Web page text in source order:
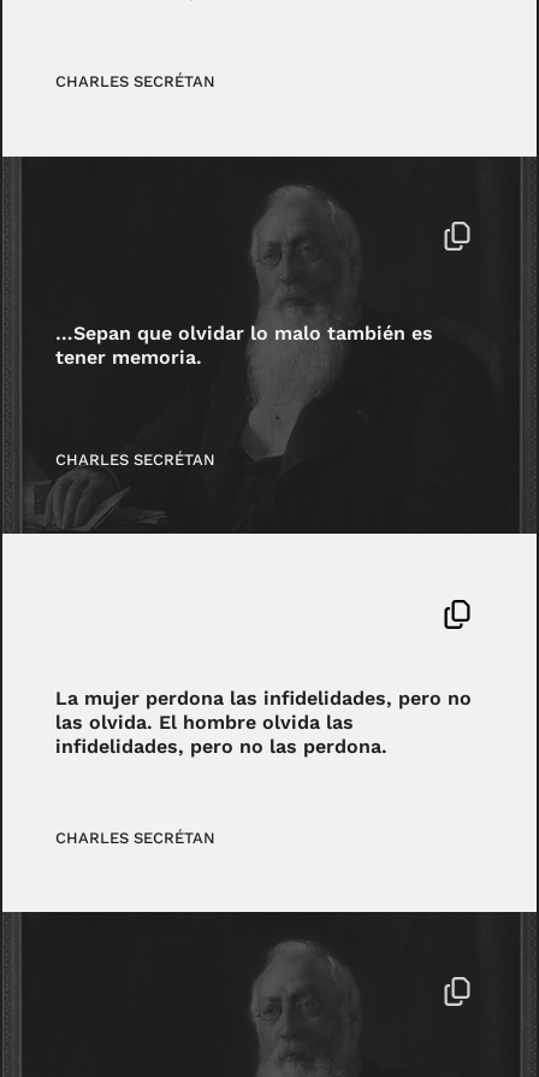
CHARLES SECRÉTAN
…Sepan que olvidar lo malo también es
tener memoria.
CHARLES SECRÉTAN
La mujer perdona las infidelidades, pero no
las olvida. El hombre olvida las
infidelidades, pero no las perdona.
CHARLES SECRÉTAN